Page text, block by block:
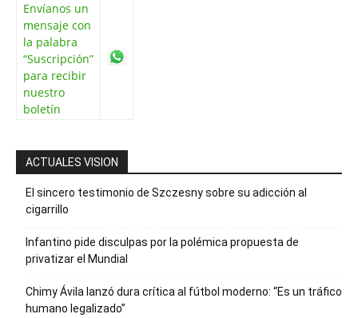
Envíanos un
mensaje con
la palabra
“Suscripción”
para recibir
nuestro
boletín
ACTUALES VISION
El sincero testimonio de Szczesny sobre su adicción al
cigarrillo
Infantino pide disculpas por la polémica propuesta de
privatizar el Mundial
Chimy Ávila lanzó dura crítica al fútbol moderno: “Es un tráfico
humano legalizado”